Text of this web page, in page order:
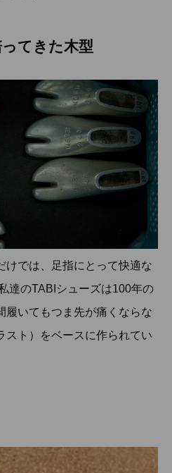
てきた木型
けでは、足指にとって快適な
達のTABIシューズは100年の
履いてもつま先が痛くならな
スト）をベースに作られてい